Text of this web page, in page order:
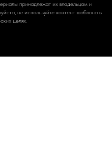
принадлежат их владельцам и
не используйте контент шаблона в
целях.